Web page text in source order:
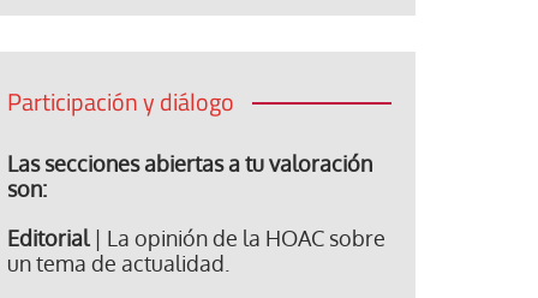
Participación y diálogo
Las secciones abiertas a tu valoración
son:
Editorial| La opinión de la HOAC sobre
un tema de actualidad.